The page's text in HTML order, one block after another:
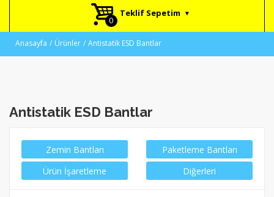
Teklif Sepetim
Anasayfa Ürünler Antistatik ESD Bantlar
Antistatik ESD Bantlar
Zemin Bantları
Paketleme Bantları
Ürün İşaretleme
Diğerleri